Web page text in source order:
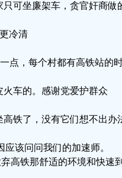
只可坐廉架车，贪官奸商做
冷清
点，每个村都有高铁站的时
车的。感谢党爱护群众
高铁了，没有它们想不出办
应该问问我们的加速师。
高铁那舒适的环境和快速